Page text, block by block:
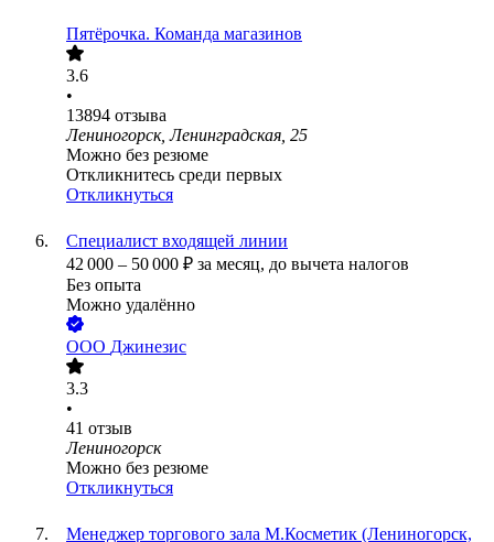
Пятёрочка. Команда магазинов
3.6
•
13894 отзыва
Лениногорск, Ленинградская, 25
Можно без резюме
Откликнитесь среди первых
Откликнуться
Специалист входящей линии
42 000 – 50 000 ₽ за месяц, до вычета налогов
Без опыта
Можно удалённо
ООО Джинезис
3.3
•
41 отзыв
Лениногорск
Можно без резюме
Откликнуться
Менеджер торгового зала М.Косметик (Лениногорск,